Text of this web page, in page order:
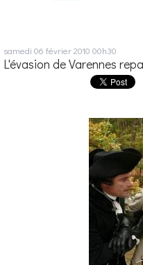
samedi 06 février 2010 00h30
L'évasion de Varennes